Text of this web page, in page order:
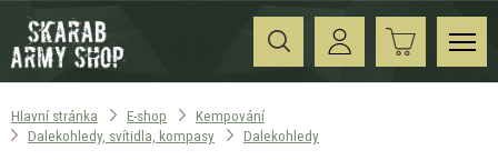
Hlavní stránka E-shop
Kempování
Dalekohledy, svítidla, kompasy
Dalekohledy